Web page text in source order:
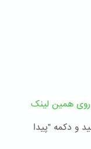
روی همین لینک
و دکمه "پیدا